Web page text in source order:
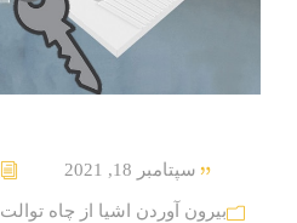
سپتامبر 18, 2021
بیرون آوردن اشیا از چاه توالت